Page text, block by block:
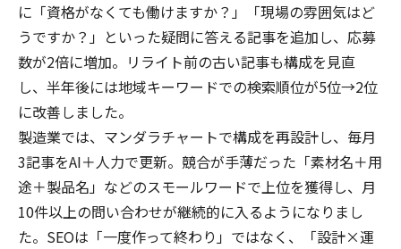
に「資格がなくても働けますか？」「現場の雰囲気はど
うですか？」といった疑問に答える記事を追加し、応募
数が2倍に増加。リライト前の古い記事も構成を見直
し、半年後には地域キーワードでの検索順位が5位→2位
に改善しました。
製造業では、マンダラチャートで構成を再設計し、毎月
3記事をAI＋人力で更新。競合が手薄だった「素材名＋用
途＋製品名」などのスモールワードで上位を獲得し、月
10件以上の問い合わせが継続的に入るようになりまし
た。SEOは「一度作って終わり」ではなく、「設計×運